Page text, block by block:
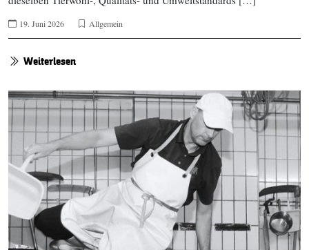
19. Juni 2026 Allgemein
Weiterlesen